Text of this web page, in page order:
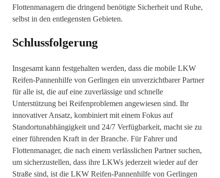
Flottenmanagern die dringend benötigte Sicherheit und Ruhe,
selbst in den entlegensten Gebieten.
Schlussfolgerung
Insgesamt kann festgehalten werden, dass die mobile LKW
Reifen-Pannenhilfe von Gerlingen ein unverzichtbarer Partner
für alle ist, die auf eine zuverlässige und schnelle
Unterstützung bei Reifenproblemen angewiesen sind. Ihr
innovativer Ansatz, kombiniert mit einem Fokus auf
Standortunabhängigkeit und 24/7 Verfügbarkeit, macht sie zu
einer führenden Kraft in der Branche. Für Fahrer und
Flottenmanager, die nach einem verlässlichen Partner suchen,
um sicherzustellen, dass ihre LKWs jederzeit wieder auf der
Straße sind, ist die LKW Reifen-Pannenhilfe von Gerlingen